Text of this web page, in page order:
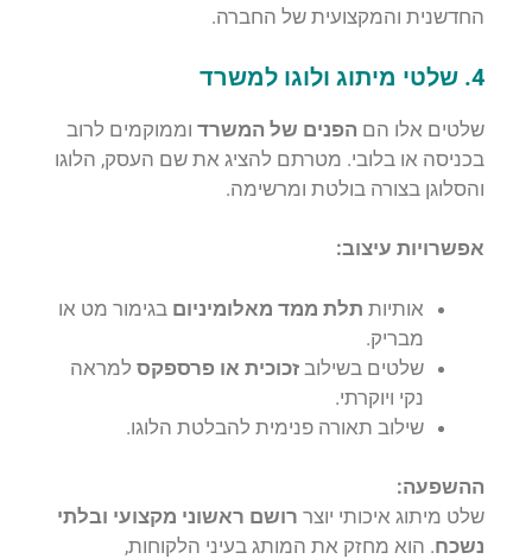
החדשנית והמקצועית של החברה.
4. שלטי מיתוג ולוגו למשרד
שלטים אלו הם הפנים של המשרד וממוקמים לרוב
בכניסה או בלובי. מטרתם להציג את שם העסק, הלוגו
והסלוגן בצורה בולטת ומרשימה.
אפשרויות עיצוב:
אותיות תלת ממד מאלומיניום בגימור מט או
מבריק.
שלטים בשילוב זכוכית או פרספקס למראה
נקי ויוקרתי.
שילוב תאורה פנימית להבלטת הלוגו.
ההשפעה:
שלט מיתוג איכותי יוצר רושם ראשוני מקצועי ובלתי
נשכח. הוא מחזק את המותג בעיני הלקוחות,